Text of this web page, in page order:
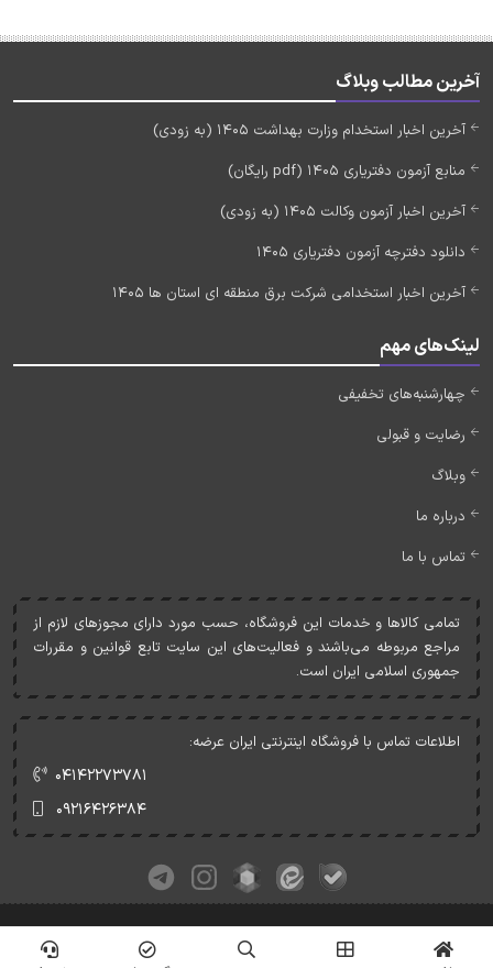
آخرین مطالب وبلاگ
آخرین اخبار استخدام وزارت بهداشت 1405 (به زودی)
منابع آزمون دفتریاری 1405 (pdf رایگان)
آخرین اخبار آزمون وکالت 1405 (به زودی)
دانلود دفترچه آزمون دفتریاری 1405
آخرین اخبار استخدامی شرکت برق منطقه ای استان ها 1405
لینک‌های مهم
چهارشنبه‌های تخفیفی
رضایت و قبولی
وبلاگ
درباره ما
تماس با ما
تمامی کالاها و خدمات اين فروشگاه، حسب مورد دارای مجوزهای لازم از
مراجع مربوطه می‌باشند و فعاليت‌های اين سايت تابع قوانين و مقررات
جمهوری اسلامی ايران است.
اطلاعات تماس با فروشگاه اینترنتی ایران عرضه:
۰۴۱۴۲۲۷۳۷۸۱
۰۹۲۱۶۴۲۶۳۸۴
کلیه حقوق این وبسایت متعلق به ایران عرضه می‌باشد.